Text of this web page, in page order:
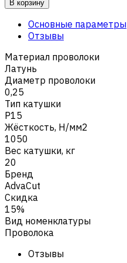
В корзину
Основные параметры
Отзывы
Материал проволоки
Латунь
Диаметр проволоки
0,25
Тип катушки
P15
Жёсткость, Н/мм2
1050
Вес катушки, кг
20
Бренд
AdvaCut
Скидка
15%
Вид номенклатуры
Проволока
Отзывы